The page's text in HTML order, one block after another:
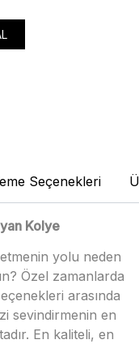
Seçenekleri
Kolye
yolu neden
Özel zamanlarda
arasında
sevindirmenin en
En kaliteli, en